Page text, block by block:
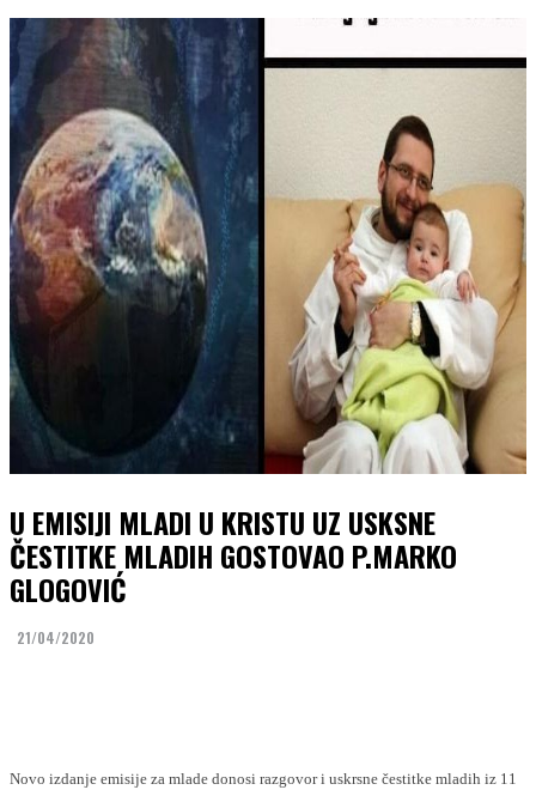
U EMISIJI MLADI U KRISTU UZ USKSNE
ČESTITKE MLADIH GOSTOVAO P.MARKO
GLOGOVIĆ
21/04/2020
Novo izdanje emisije za mlade donosi razgovor i uskrsne čestitke mladih iz 11